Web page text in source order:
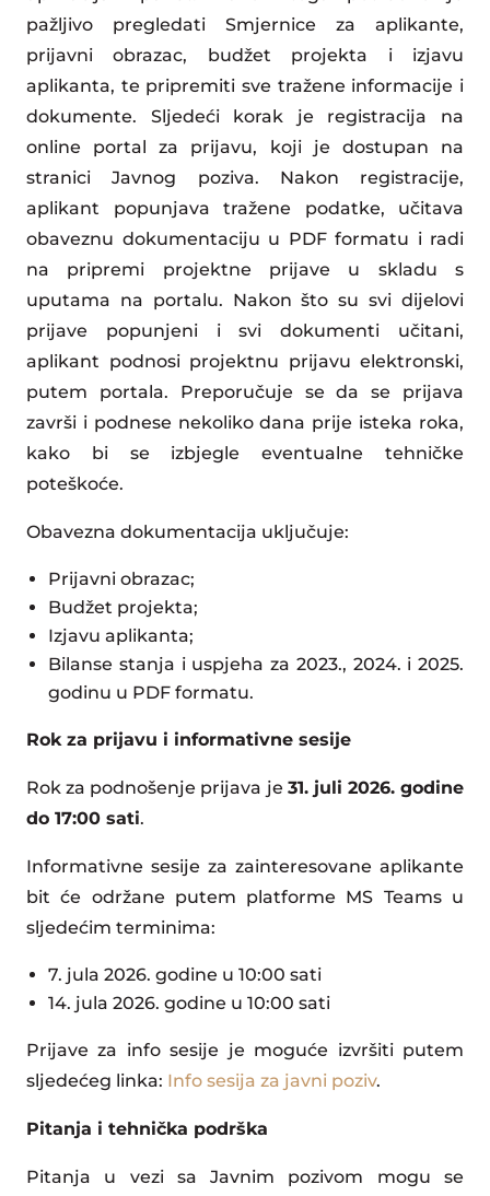
pažljivo pregledati Smjernice za aplikante,
prijavni obrazac, budžet projekta i izjavu
aplikanta, te pripremiti sve tražene informacije i
dokumente. Sljedeći korak je registracija na
online portal za prijavu, koji je dostupan na
stranici Javnog poziva. Nakon registracije,
aplikant popunjava tražene podatke, učitava
obaveznu dokumentaciju u PDF formatu i radi
na pripremi projektne prijave u skladu s
uputama na portalu. Nakon što su svi dijelovi
prijave popunjeni i svi dokumenti učitani,
aplikant podnosi projektnu prijavu elektronski,
putem portala. Preporučuje se da se prijava
završi i podnese nekoliko dana prije isteka roka,
kako bi se izbjegle eventualne tehničke
poteškoće.
Obavezna dokumentacija uključuje:
Prijavni obrazac;
Budžet projekta;
Izjavu aplikanta;
Bilanse stanja i uspjeha za 2023., 2024. i 2025.
godinu u PDF formatu.
Rok za prijavu i informativne sesije
Rok za podnošenje prijava je 31. juli 2026. godine
do 17:00 sati.
Informativne sesije za zainteresovane aplikante
bit će održane putem platforme MS Teams u
sljedećim terminima:
7. jula 2026. godine u 10:00 sati
14. jula 2026. godine u 10:00 sati
Prijave za info sesije je moguće izvršiti putem
sljedećeg linka: Info sesija za javni poziv.
Pitanja i tehnička podrška
Pitanja u vezi sa Javnim pozivom mogu se